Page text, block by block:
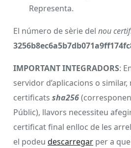
Representa.
El número de sèrie del nou
IMPORTANT INTEGRADORS:
servidor d’aplicacions o
certificats sha256
Públic), llavors necessiteu
certificat final enlloc de les
el podeu descarregar per a que